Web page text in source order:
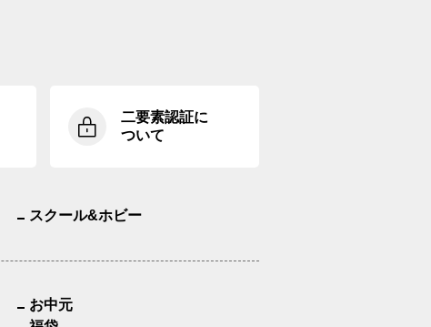
二要素認証に
ついて
スクール&ホビー
お中元